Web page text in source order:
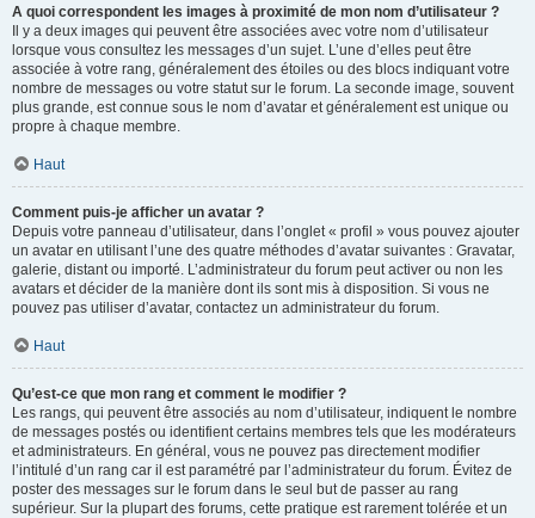
A quoi correspondent les images à proximité de mon nom d’utilisateur ?
Il y a deux images qui peuvent être associées avec votre nom d’utilisateur
lorsque vous consultez les messages d’un sujet. L’une d’elles peut être
associée à votre rang, généralement des étoiles ou des blocs indiquant votre
nombre de messages ou votre statut sur le forum. La seconde image, souvent
plus grande, est connue sous le nom d’avatar et généralement est unique ou
propre à chaque membre.
Haut
Comment puis-je afficher un avatar ?
Depuis votre panneau d’utilisateur, dans l’onglet « profil » vous pouvez ajouter
un avatar en utilisant l’une des quatre méthodes d’avatar suivantes : Gravatar,
galerie, distant ou importé. L’administrateur du forum peut activer ou non les
avatars et décider de la manière dont ils sont mis à disposition. Si vous ne
pouvez pas utiliser d’avatar, contactez un administrateur du forum.
Haut
Qu’est-ce que mon rang et comment le modifier ?
Les rangs, qui peuvent être associés au nom d’utilisateur, indiquent le nombre
de messages postés ou identifient certains membres tels que les modérateurs
et administrateurs. En général, vous ne pouvez pas directement modifier
l’intitulé d’un rang car il est paramétré par l’administrateur du forum. Évitez de
poster des messages sur le forum dans le seul but de passer au rang
supérieur. Sur la plupart des forums, cette pratique est rarement tolérée et un